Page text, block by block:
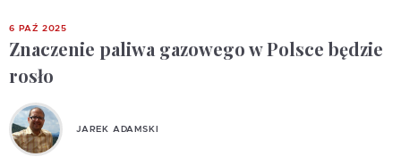
6 PAŹ 2025
Znaczenie paliwa gazowego w Polsce będzie
rosło
JAREK ADAMSKI